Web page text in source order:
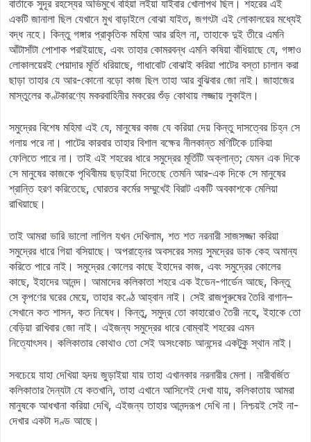
বার্তাকে সুদূর রহস্যের অভিমুখে বহিয়া লইয়া যাইবার খোলাপথ ছিল। শহরের এই
একটি জানালা ছিল যেখানে মুখ বাড়াইলে বোঝা যাইত, জগৎটা এই লোকালয়ের মধ্যেই
বদ্ধ নহে। কিন্তু গঙ্গার প্রাকৃতিক মহিমা আর রহিল না, তাহাকে দুই তীরে এমনি
আঁটাসাঁটা পোশাক পরাইয়াছে, এবং তাহার কোমরবন্ধ এমনি কষিয়া বাঁধিয়াছে যে, গঙ্গাও
লোকালয়েরই পেয়াদার মূর্তি ধরিয়াছে, গাধাবোট বোঝাই করিয়া পাটের বস্তা চালান করা
ছাড়া তাহার যে আর-কোনো বড়ো কাজ ছিল তাহা আর বুঝিবার জো নাই। জাহাজের
মাস্তুলের কণ্টকারণ্যে মকরবাহিনীর মকরের শুঁড় কোথায় লজ্জায় লুকাইল।
সমুদ্রের বিশেষ মহিমা এই যে, মানুষের কাজ যে করিয়া দেয় কিন্তু দাসত্বের চিহ্ন সে
গলায় পরে না। পাটের কারবার তাহার বিশাল বক্ষের নীলকান্ত মণিটিকে ঢাকিয়া
ফেলিতে পারে না। তাই এই শহরের ধারে সমুদ্রের মূর্তিটি অক্লান্ত; যেমন এক দিকে
সে মানুষের কাজকে পৃথিবীময় ছড়াইয়া দিতেছে তেমনি আর-এক দিকে সে মানুষের
শ্রান্তি হরণ করিতেছে, ঘোরতর কর্মের সম্মুখেই বিরাট একটি অবকাশকে মেলিয়া
রাখিয়াছে।
তাই আমরা ভারি ভালো লাগিল যখন দেখিলাম, শত শত নরনারী সাজসজ্জা করিয়া
সমুদ্রের ধারে গিয়া বসিয়াছে। অপরাহ্নের অবসরের সময় সুমদ্রের ডাক কেহ অমান্য
করিতে পারে নাই। সমুদ্রের কোলের কাছে ইহাদের কাজ, এবং সমুদ্রের কোলের
কাছে, ইহাদের আনন্দ। আমাদের কলিকাতা শহরে এক ইডেন-গার্ডেন আছে, কিন্তু
সে কৃপণের ঘরের মেয়ে, তাহার কণ্ঠে আহ্বান নাই। সেই রাজপুরুষের তৈরি বাগান–
সেখানে কত শাসন, কত নিষেধ। কিন্তু, সমুদ্র তো কাহারোও তৈরী নহে, ইহাকে তো
বেড়িয়া রাখিবার জো নাই। এইজন্য সমুদ্রের ধারে বোম্বাই শহরের এমন
নিত্যোৎসব। কলিকাতার কোথাও তো সেই অসংকোচ আনন্দের একটুকু স্থান নাই।
সবচেয়ে যাহা দেখিয়া হৃদয় জুড়াইয়া যায় তাহা এখানকার নরনারীর মেলা। নারীবর্জিত
কলিকাতার দৈন্যটা যে কতখানি, তাহা এখানে আসিলেই দেখা যায়, কলিকাতায় আমরা
মানুষকে আধখানা করিয়া দেখি, এইজন্য তাহার আনন্দরূপ দেখি না। নিশ্চয়ই সেই না-
দেখার একটা দণ্ড আছে।